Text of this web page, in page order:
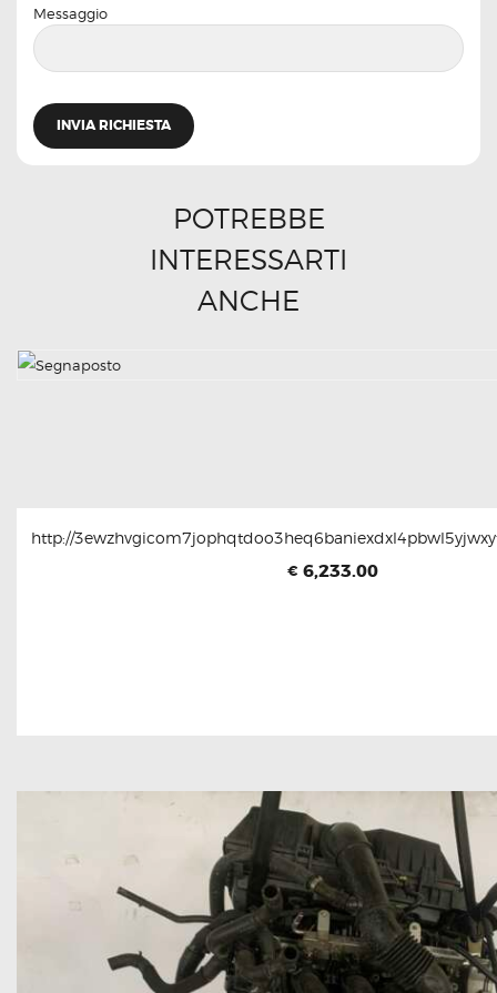
Messaggio
POTREBBE
INTERESSARTI
ANCHE
http://
€ 6,233.00